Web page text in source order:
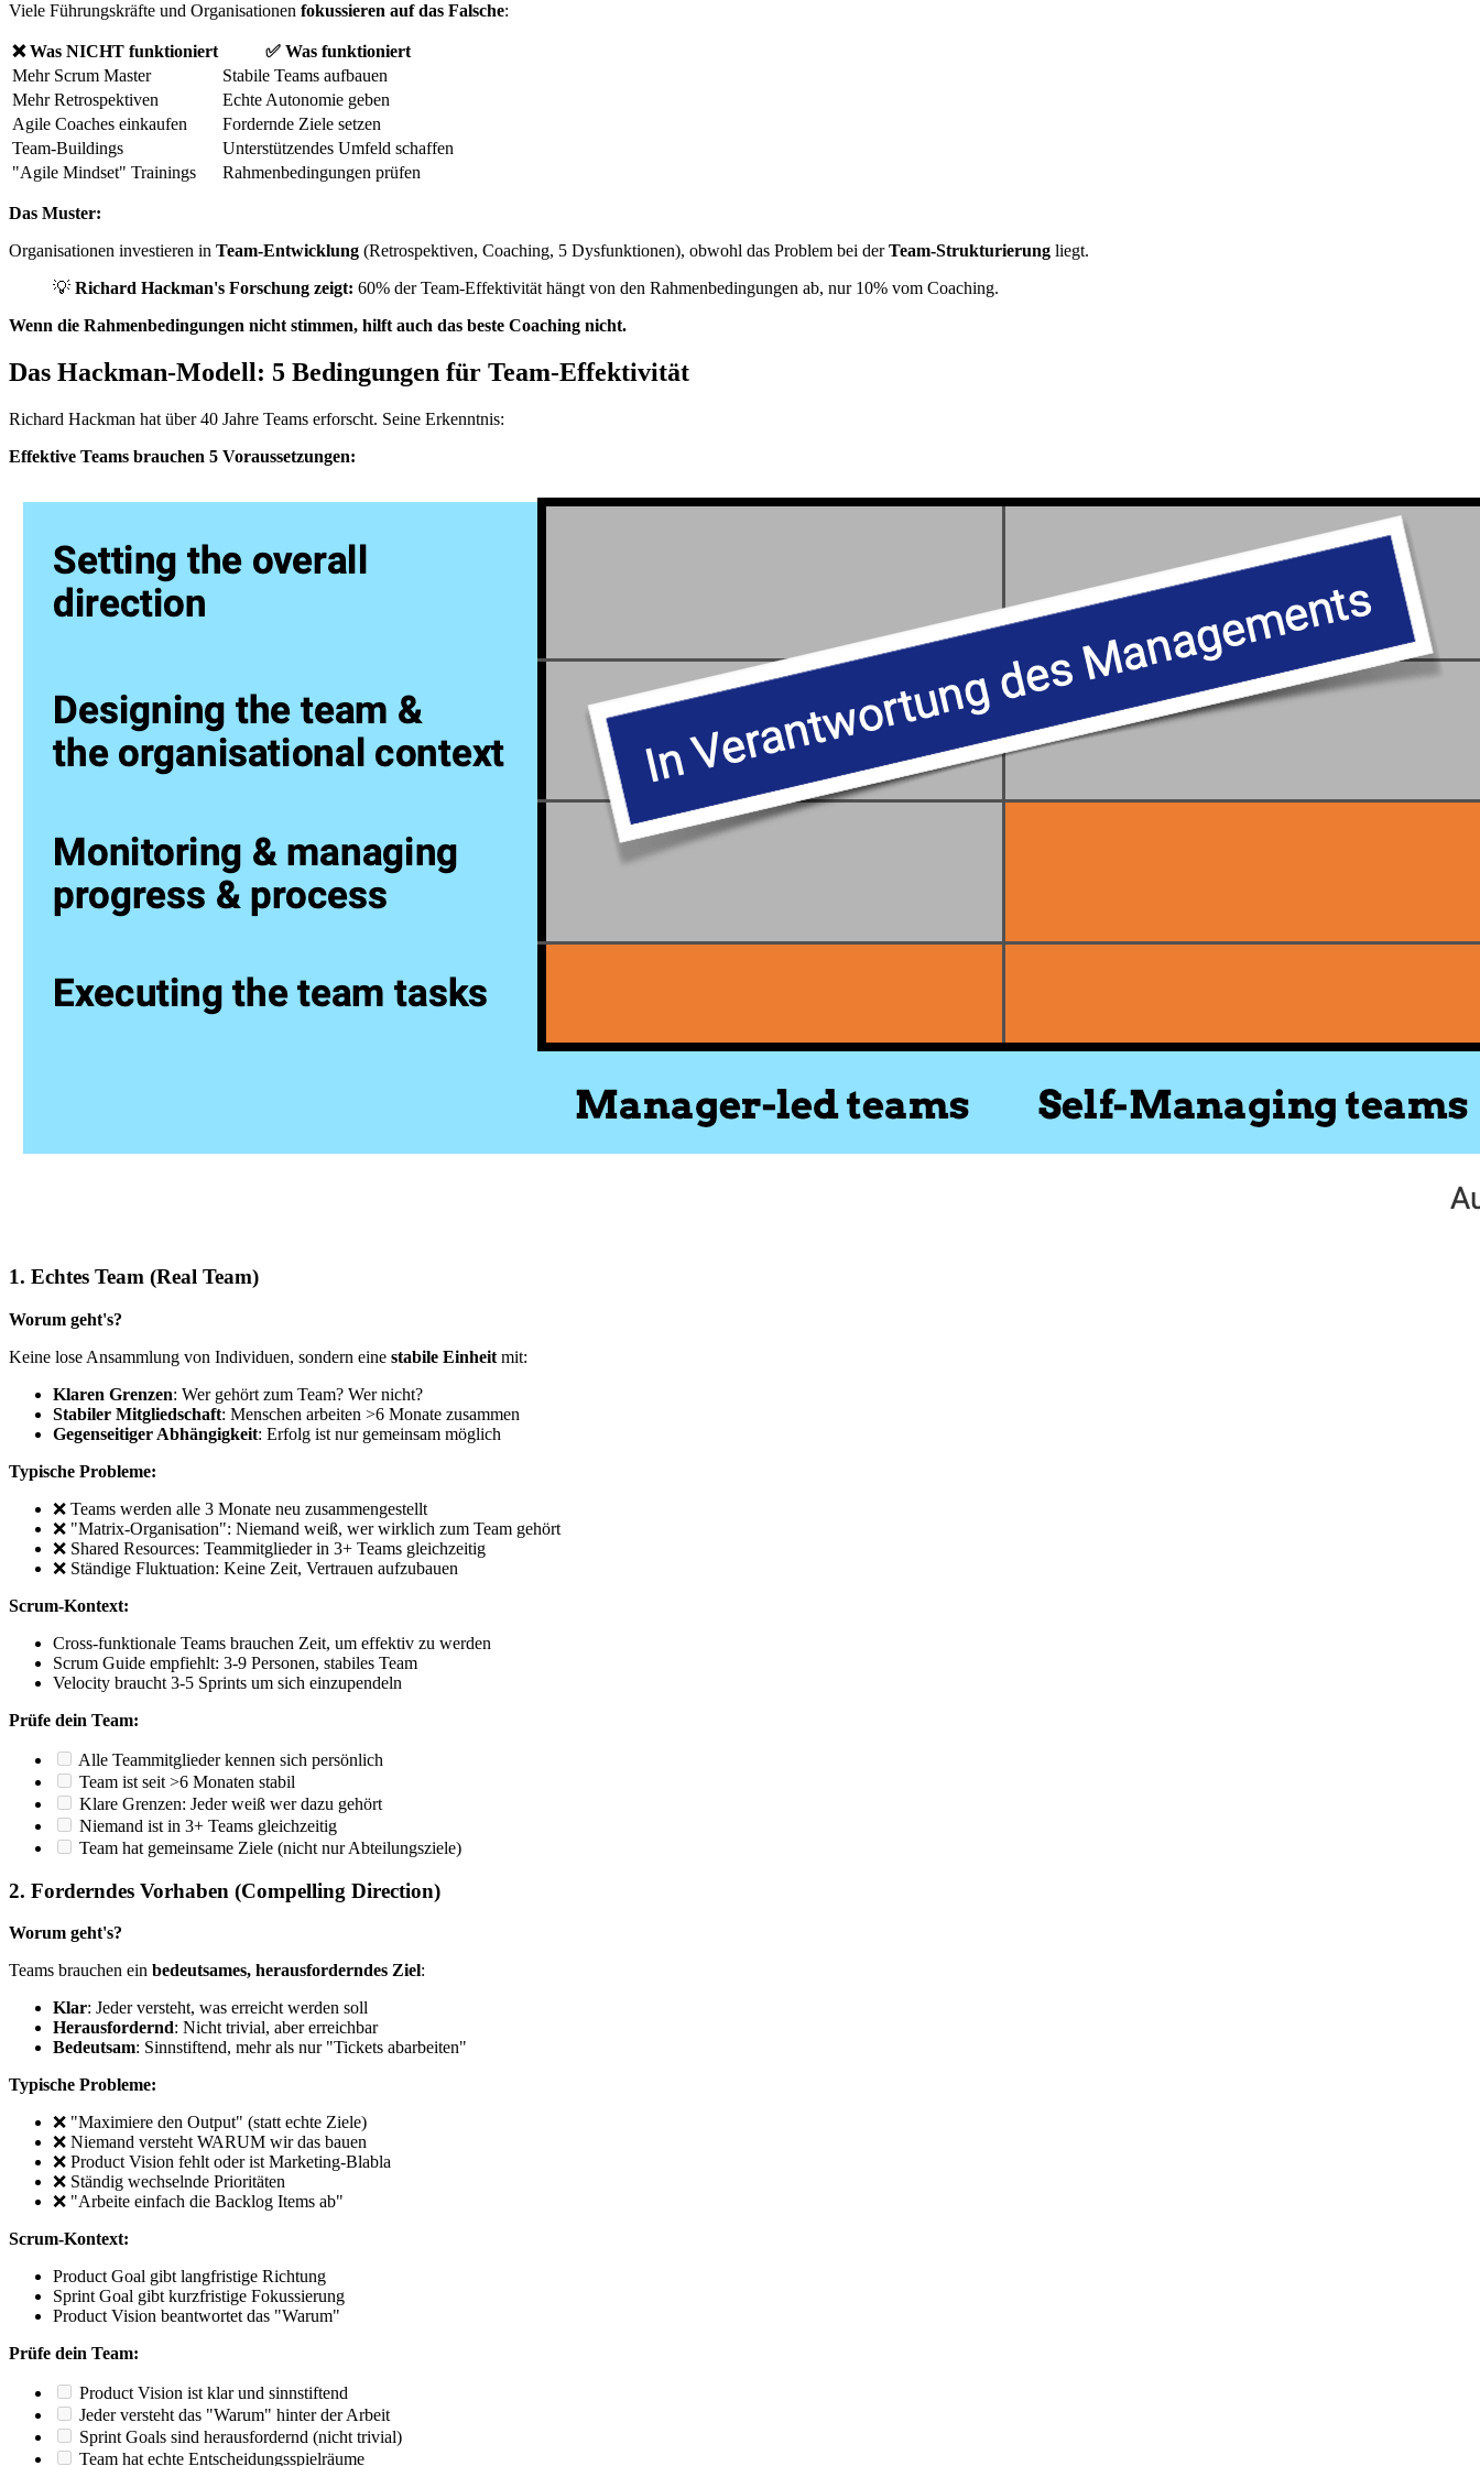
Viele Führungskräfte und Organisationen fokussieren auf das Falsche:
❌ Was NICHT funktioniert
✅ Was funktioniert
Mehr Scrum Master
Stabile Teams aufbauen
Mehr Retrospektiven
Echte Autonomie geben
Agile Coaches einkaufen
Fordernde Ziele setzen
Team-Buildings
Unterstützendes Umfeld schaffen
"Agile Mindset" Trainings
Rahmenbedingungen prüfen
Das Muster:
Organisationen investieren in Team-Entwicklung (Retrospektiven, Coaching, 5 Dysfunktionen), obwohl das Problem bei derTeam-Strukturierung liegt.
💡 Richard Hackman's Forschung zeigt: 60% der Team-Effektivität hängt von den Rahmenbedingungen ab, nur 10% vom Coaching.
Wenn die Rahmenbedingungen nicht stimmen, hilft auch das beste Coaching nicht.
Das Hackman-Modell: 5 Bedingungen für Team-Effektivität
Richard Hackman hat über 40 Jahre Teams erforscht. Seine Erkenntnis:
Effektive Teams brauchen 5 Voraussetzungen:
1. Echtes Team (Real Team)
Worum geht's?
Keine lose Ansammlung von Individuen, sondern eine stabile Einheit mit:
Klaren Grenzen: Wer gehört zum Team? Wer nicht?
Stabiler Mitgliedschaft: Menschen arbeiten >6 Monate zusammen
Gegenseitiger Abhängigkeit: Erfolg ist nur gemeinsam möglich
Typische Probleme:
❌ Teams werden alle 3 Monate neu zusammengestellt
❌ "Matrix-Organisation": Niemand weiß, wer wirklich zum Team gehört
❌ Shared Resources: Teammitglieder in 3+ Teams gleichzeitig
❌ Ständige Fluktuation: Keine Zeit, Vertrauen aufzubauen
Scrum-Kontext:
Cross-funktionale Teams brauchen Zeit, um effektiv zu werden
Scrum Guide empfiehlt: 3-9 Personen, stabiles Team
Velocity braucht 3-5 Sprints um sich einzupendeln
Prüfe dein Team:
Alle Teammitglieder kennen sich persönlich
Team ist seit >6 Monaten stabil
Klare Grenzen: Jeder weiß wer dazu gehört
Niemand ist in 3+ Teams gleichzeitig
Team hat gemeinsame Ziele (nicht nur Abteilungsziele)
2. Forderndes Vorhaben (Compelling Direction)
Worum geht's?
Teams brauchen ein bedeutsames, herausforderndes Ziel:
Klar: Jeder versteht, was erreicht werden soll
Herausfordernd: Nicht trivial, aber erreichbar
Bedeutsam: Sinnstiftend, mehr als nur "Tickets abarbeiten"
Typische Probleme:
❌ "Maximiere den Output" (statt echte Ziele)
❌ Niemand versteht WARUM wir das bauen
❌ Product Vision fehlt oder ist Marketing-Blabla
❌ Ständig wechselnde Prioritäten
❌ "Arbeite einfach die Backlog Items ab"
Scrum-Kontext:
Product Goal gibt langfristige Richtung
Sprint Goal gibt kurzfristige Fokussierung
Product Vision beantwortet das "Warum"
Prüfe dein Team:
Product Vision ist klar und sinnstiftend
Jeder versteht das "Warum" hinter der Arbeit
Sprint Goals sind herausfordernd (nicht trivial)
Team hat echte Entscheidungsspielräume